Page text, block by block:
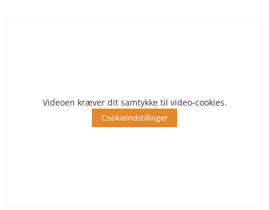
Videoen kræver dit samtykke til video-cookies.
Cookieindstillinger